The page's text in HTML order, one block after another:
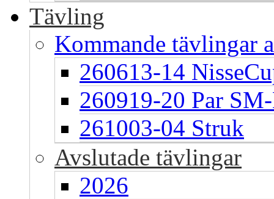
Tävling
Kommande tävlingar
260613-14
260919-20 Par
261003-04 Struk
Avslutade tävlingar
2026